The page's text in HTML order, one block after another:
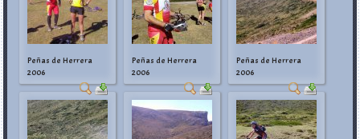
Peñas de Herrera
2006
Peñas de Herrera
2006
Peñas de Herrera
2006